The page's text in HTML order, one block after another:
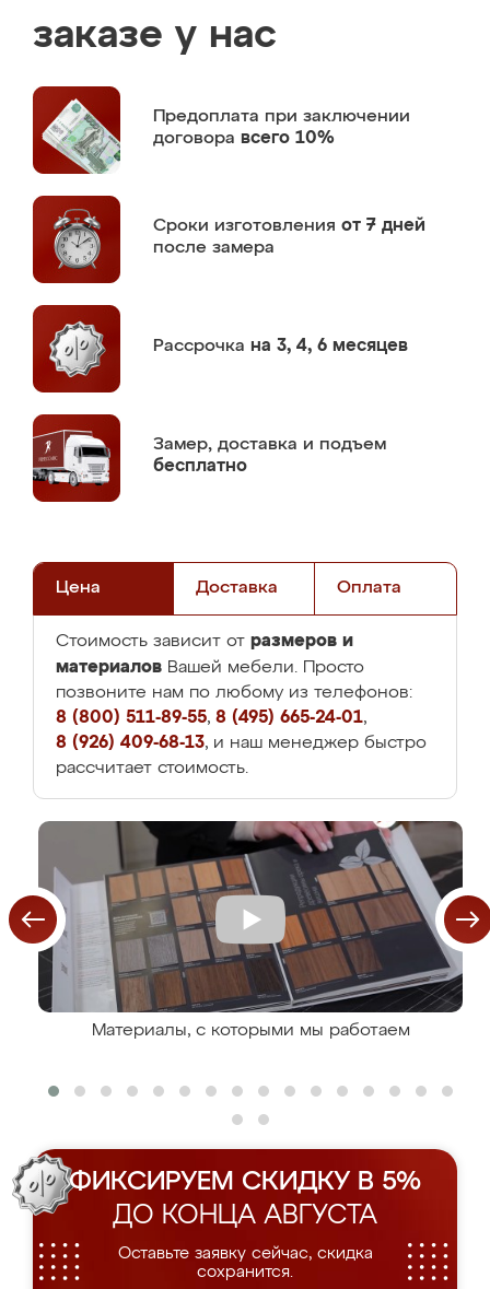
заказе у нас
Предоплата при заключении
договора всего 10%
Сроки изготовления от 7 дней
после замера
Рассрочка на 3, 4, 6 месяцев
Замер, доставка и подъем
бесплатно
Цена Доставка Оплата
Стоимость зависит от размеров и
материалов Вашей мебели. Просто
позвоните нам по любому из телефонов:
8 (800) 511-89-55, 8 (495) 665-24-01,
8 (926) 409-68-13, и наш менеджер быстро
рассчитает стоимость.
Материалы, с которыми мы работаем
ФИКСИРУЕМ СКИДКУ В 5%
ДО КОНЦА АВГУСТА
Оставьте заявку сейчас, скидка
сохранится.